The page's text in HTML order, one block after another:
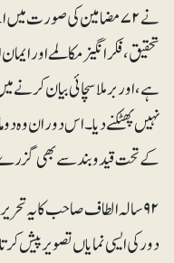
نے ۷۲ مضامین کی صورت
تحقیق، فکرانگیز مکالمے اور
ہے ، اور برملا سچائی بیان
نہیں پھٹکنے دیا۔اس دوران وہ
کے تحت قیدوبند سے بھی
۹۲ سالہ الطاف صاحب کا یہ
دورکی ایسی نمایاں تصویر پیش